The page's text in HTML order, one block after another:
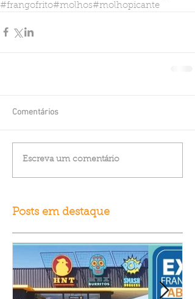
#frangofrito#molhos#molhopicante
Comentários
Escreva um comentário
Posts em destaque